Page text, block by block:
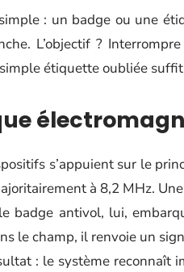
: un badge ou une
L’objectif ?
simple étiquette oubliée
s’appuient sur le
à 8,2 MHz.
badge antivol, lui,
le champ, il renvoie un
: le système reconnaît